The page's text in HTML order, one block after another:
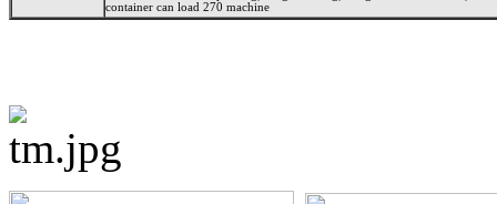
container can load 270 machine